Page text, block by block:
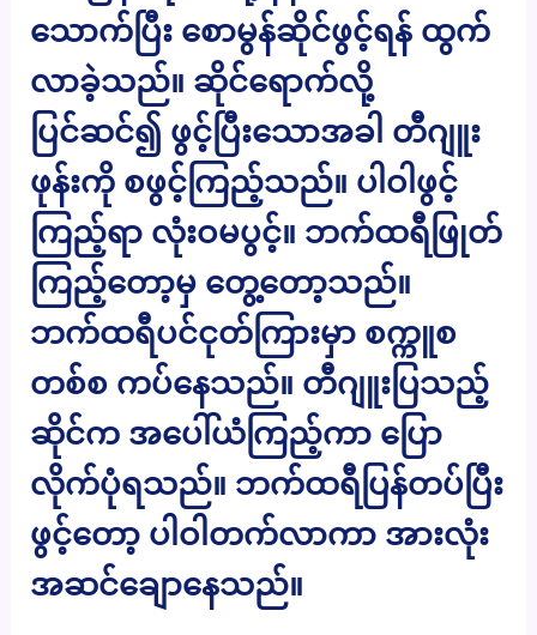
သောက်ပြီး စောမွန်ဆိုင်ဖွင့်ရန် ထွက်
လာခဲ့သည်။ ဆိုင်ရောက်လို့
ပြင်ဆင်၍ ဖွင့်ပြီးသောအခါ တီဂျူး
ဖုန်းကို စဖွင့်ကြည့်သည်။ ပါဝါဖွင့်
ကြည့်ရာ လုံးဝမပွင့်။ ဘက်ထရီဖြုတ်
ကြည့်တော့မှ တွေ့တော့သည်။
ဘက်ထရီပင်ငုတ်ကြားမှာ စက္ကူစ
တစ်စ ကပ်နေသည်။ တီဂျူးပြသည့်
ဆိုင်က အပေါ်ယံကြည့်ကာ ပြော
လိုက်ပုံရသည်။ ဘက်ထရီပြန်တပ်ပြီး
ဖွင့်တော့ ပါဝါတက်လာကာ အားလုံး
အဆင်ချောနေသည်။